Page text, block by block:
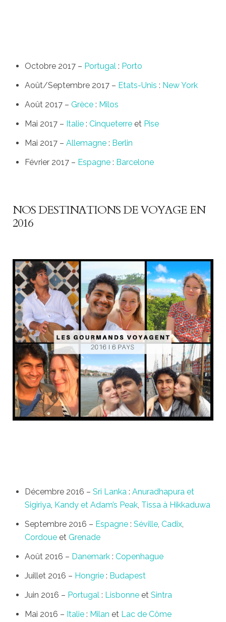
Octobre 2017 – Portugal : Porto
Août/Septembre 2017 – Etats-Unis : New York
Août 2017 – Grèce : Milos
Mai 2017 – Italie : Cinqueterre et Pise
Mai 2017 – Allemagne : Berlin
Février 2017 – Espagne : Barcelone
NOS DESTINATIONS DE VOYAGE EN
2016
Décembre 2016 – Sri Lanka : Anuradhapura et
Sigiriya Kandy et Adam’s Peak Tissa à Hikkaduwa
Septembre 2016 – Espagne : Séville Cadix
Cordoue et Grenade
Août 2016 – Danemark : Copenhague
Juillet 2016 – Hongrie : Budapest
Juin 2016 – Portugal : Lisbonne et Sintra
Mai 2016 – Italie : Milan et Lac de Côme